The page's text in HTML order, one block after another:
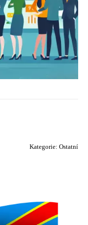
Kategorie: Ostatní